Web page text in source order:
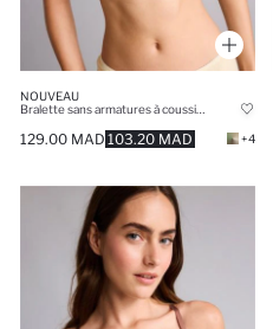
NOUVEAU
103.20 MAD
129.00 MAD +4